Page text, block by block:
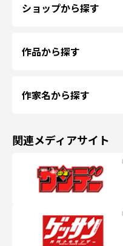
ショップから探す
作品から探す
作家名から探す
関連メディアサイト